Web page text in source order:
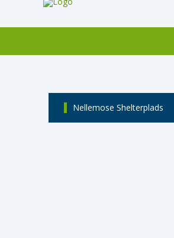
Nellemose Shelterplads